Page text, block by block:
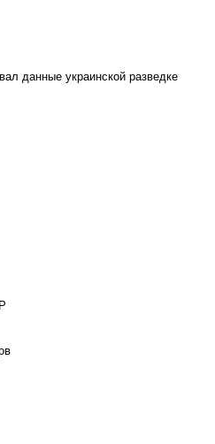
данные украинской разведке